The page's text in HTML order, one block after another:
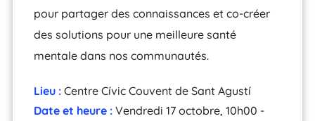
pour partager des connaissances et co-créer
des solutions pour une meilleure santé
mentale dans nos communautés.
Lieu : Centre Cívic Couvent de Sant Agustí
Date et heure : Vendredi 17 octobre, 10h00 -